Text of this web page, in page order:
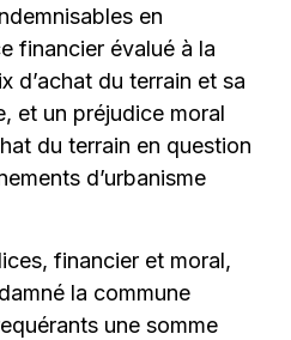
en
financier évalué à la
d’achat du terrain et sa
et un préjudice moral
du terrain en question
d’urbanisme
financier et moral,
la commune
une somme